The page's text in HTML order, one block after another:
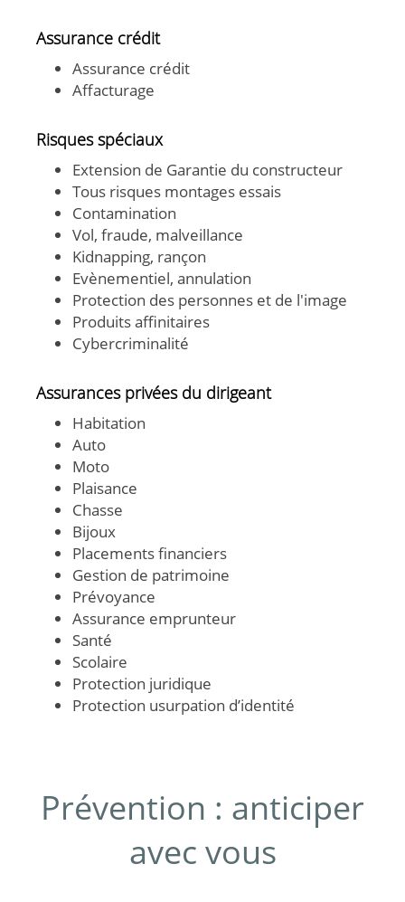
Assurance crédit
Assurance crédit
Affacturage
Risques spéciaux
Extension de Garantie du constructeur
Tous risques montages essais
Contamination
Vol, fraude, malveillance
Kidnapping, rançon
Evènementiel, annulation
Protection des personnes et de l'image
Produits affinitaires
Cybercriminalité
Assurances privées du dirigeant
Habitation
Auto
Moto
Plaisance
Chasse
Bijoux
Placements financiers
Gestion de patrimoine
Prévoyance
Assurance emprunteur
Santé
Scolaire
Protection juridique
Protection usurpation d’identité
Prévention : anticiper
avec vous